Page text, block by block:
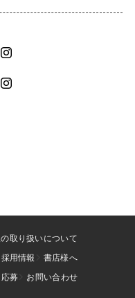
取り扱いについて
採用情報
書店様へ
募
お問い合わせ